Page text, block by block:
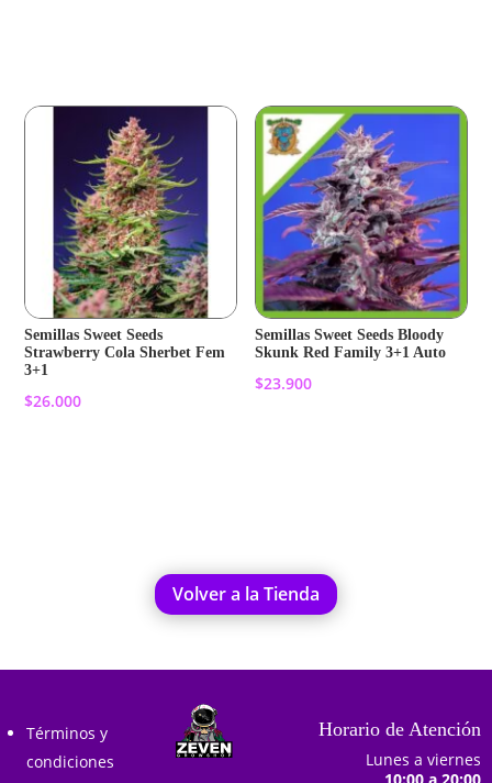
Semillas Sweet Seeds
Strawberry Cola Sherbet Fem
3+1
$26.000
Semillas Sweet Seeds Bloody
Skunk Red Family 3+1 Auto
$23.900
Volver a la Tienda
Términos y
condiciones
Horario de Atención
Lunes a viernes
10:00 a 20:00